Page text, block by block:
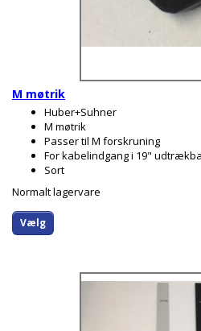
M møtrik
Huber+Suhner
M møtrik
Passer til M forskruning
For kabelindgang i 19"
Sort
Normalt lagervare
Vælg